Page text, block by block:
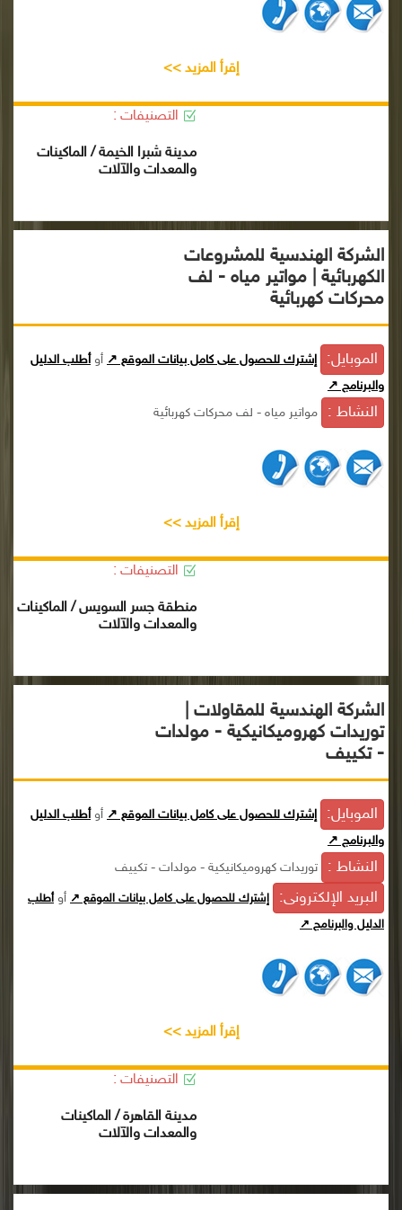
إقرأ المزيد >>
التصنيفات :
مدينة شبرا الخيمة / الماكينات
والمعدات والآلات
الشركة الهندسية للمشروعات
الكهربائية | مواتير مياه - لف
محركات كهربائية
الموبايل: إشترك للحصول على كامل بيانات الموقع ↗ أوأطلب الدليل
والبرنامج ↗
النشاط : مواتير مياه - لف محركات كهربائية
إقرأ المزيد >>
التصنيفات :
منطقة جسر السويس / الماكينات
والمعدات والآلات
الشركة الهندسية للمقاولات |
توريدات كهروميكانيكية - مولدات
- تكييف
الموبايل: إشترك للحصول على كامل بيانات الموقع ↗ أوأطلب الدليل
والبرنامج ↗
النشاط : توريدات كهروميكانيكية - مولدات - تكييف
البريد الإلكترونى: إشترك للحصول على كامل بيانات الموقع ↗ أوأطلب
الدليل والبرنامج ↗
إقرأ المزيد >>
التصنيفات :
مدينة القاهرة / الماكينات
والمعدات والآلات